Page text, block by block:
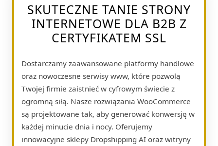
SKUTECZNE TANIE STRONY
INTERNETOWE DLA B2B Z
CERTYFIKATEM SSL
Dostarczamy zaawansowane platformy handlowe
oraz nowoczesne serwisy www, które pozwolą
Twojej firmie zaistnieć w cyfrowym świecie z
ogromną siłą. Nasze rozwiązania WooCommerce
są projektowane tak, aby generować konwersję w
każdej minucie dnia i nocy. Oferujemy
innowacyjne sklepy Dropshipping AI oraz witryny